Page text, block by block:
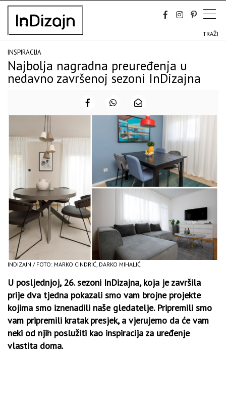
Skip
content
TRAŽI
INSPIRACIJA
Najbolja nagradna preuređenja u
nedavno završenoj sezoni InDizajna
INDIZAJN / FOTO: MARKO CINDRIĆ, DARKO MIHALIĆ
U posljednjoj, 26. sezoni InDizajna, koja je završila
prije dva tjedna pokazali smo vam brojne projekte
kojima smo iznenadili naše gledatelje. Pripremili smo
vam pripremili kratak presjek, a vjerujemo da će vam
neki od njih poslužiti kao inspiracija za uređenje
vlastita doma.